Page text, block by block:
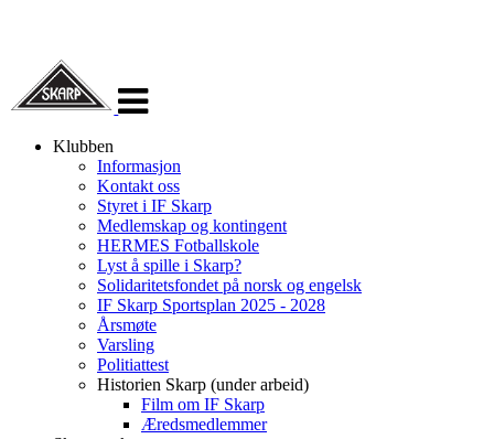
navigasjon
Klubben
Informasjon
Kontakt oss
Styret i IF Skarp
Medlemskap og kontingent
HERMES Fotballskole
Lyst å spille i Skarp?
Solidaritetsfondet på norsk og engelsk
IF Skarp Sportsplan 2025 - 2028
Årsmøte
Varsling
Politiattest
Historien Skarp (under arbeid)
Film om IF Skarp
Æredsmedlemmer